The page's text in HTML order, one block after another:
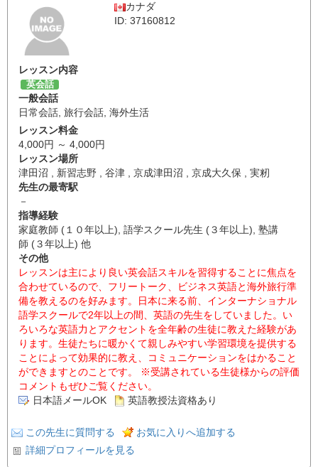
カナダ
ID: 37160812
レッスン内容
英会話
一般会話
日常会話 旅行会話 海外生活
レッスン料金
4,000円 ～ 4,000円
レッスン場所
津田沼 , 新習志野 , 谷津 , 京成津田沼 , 京成大久保 , 実籾
先生の最寄駅
－
指導経験
家庭教師 (１０年以上), 語学スクール先生 (３年以上), 塾講
師 (３年以上) 他
その他
レッスンは主により良い英会話スキルを習得することに焦点を
合わせているので、フリートーク、ビジネス英語と海外旅行準
備を教えるのを好みます。日本に来る前、インターナショナル
語学スクールで2年以上の間、英語の先生をしていました。い
ろいろな英語力とアクセントを全年齢の生徒に教えた経験があ
ります。生徒たちに暖かくて親しみやすい学習環境を提供する
ことによって効果的に教え、コミュニケーションをはかること
ができますとのことです。 ※受講されている生徒様からの評価
コメントもぜひご覧ください。
日本語メールOK
英語教授法資格あり
この先生に質問する
お気に入りへ追加する
詳細プロフィールを見る